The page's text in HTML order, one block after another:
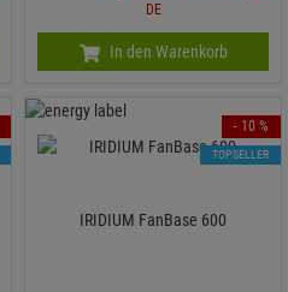
DE
In den Warenkorb
IRIDIUM FanBase 600
- 10 %
TOPSELLER